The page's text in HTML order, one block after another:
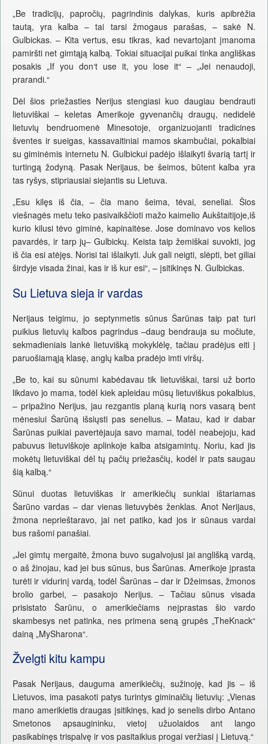
„Be tradicijų, papročių, pagrindinis dalykas, kuris apibrėžia
tautą, yra kalba – tai tarsi žmogaus parašas, – sakė N.
Gulbickas. – Kita vertus, esu tikras, kad nevartojant įmanoma
pamiršti net gimtąją kalbą. Tokiai situacijai puikai tinka angliškas
posakis „If you don‘t use it, you lose it“ – „Jei nenaudoji,
prarandi.“
Dėl šios priežasties Nerijus stengiasi kuo daugiau bendrauti
lietuviškai – keletas Amerikoje gyvenančių draugų, nedidelė
lietuvių bendruomenė Minesotoje, organizuojanti tradicines
šventes ir sueigas, kassavaitiniai mamos skambučiai, pokalbiai
su giminėmis internetu N. Gulbickui padėjo išlaikyti švarią tartį ir
turtingą žodyną. Pasak Nerijaus, be šeimos, būtent kalba yra
tas ryšys, stipriausiai siejantis su Lietuva.
„Esu kilęs iš čia, – čia mano šeima, tėvai, seneliai. Šios
viešnagės metu teko pasivaikščioti mažo kaimelio Aukštaitijoje,iš
kurio kilusi tėvo giminė, kapinaitėse. Jose dominavo vos kelios
pavardės, ir tarp jų– Gulbickų. Keista taip žemiškai suvokti, jog
iš čia esi atėjęs. Norisi tai išlaikyti. Juk gali neigti, slėpti, bet giliai
širdyje visada žinai, kas ir iš kur esi“, – įsitikinęs N. Gulbickas.
Su Lietuva sieja ir vardas
Nerijaus teigimu, jo septynmetis sūnus Šarūnas taip pat turi
puikius lietuvių kalbos pagrindus –daug bendrauja su močiute,
sekmadieniais lankė lietuvišką mokyklėlę, tačiau pradėjus eiti į
paruošiamąją klasę, anglų kalba pradėjo imti viršų.
„Be to, kai su sūnumi kabėdavau tik lietuviškai, tarsi už borto
likdavo jo mama, todėl kiek apleidau mūsų lietuviškus pokalbius,
– pripažino Nerijus, jau rezgantis planą kurią nors vasarą bent
mėnesiui Šarūną išsiųsti pas senelius. – Matau, kad ir dabar
Šarūnas puikiai pavertėjauja savo mamai, todėl neabejoju, kad
pabuvus lietuviškoje aplinkoje kalba atsigamintų. Noriu, kad jis
mokėtų lietuviškai dėl tų pačių priežasčių, kodėl ir pats saugau
šią kalbą.“
Sūnui duotas lietuviškas ir amerikiečių sunkiai ištariamas
Šarūno vardas – dar vienas lietuvybės ženklas. Anot Nerijaus,
žmona neprieštaravo, jai net patiko, kad jos ir sūnaus vardai
bus rašomi panašiai.
„Jei gimtų mergaitė, žmona buvo sugalvojusi jai anglišką vardą,
o aš žinojau, kad jei bus sūnus, bus Šarūnas. Amerikoje įprasta
turėti ir vidurinį vardą, todėl Šarūnas – dar ir Džeimsas, žmonos
brolio garbei, – pasakojo Nerijus. – Tačiau sūnus visada
prisistato Šarūnu, o amerikiečiams neįprastas šio vardo
skambesys net patinka, nes primena seną grupės „TheKnack“
dainą „MySharona“.
Žvelgti kitu kampu
Pasak Nerijaus, dauguma amerikiečių, sužinoję, kad jis – iš
Lietuvos, ima pasakoti patys turintys giminaičių lietuvių: „Vienas
mano amerikietis draugas įsitikinęs, kad jo senelis dirbo Antano
Smetonos apsaugininku, vietoj užuolaidos ant lango
pasikabinęs trispalvę ir vos pasitaikius progai veržiasi į Lietuvą.“